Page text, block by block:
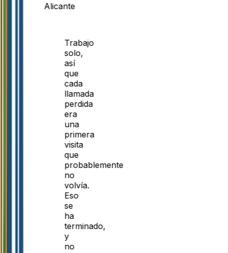
Alicante
Trabajo
solo,
así
que
cada
llamada
perdida
era
una
primera
visita
que
probablemente
no
volvía.
Eso
se
ha
terminado,
y
no